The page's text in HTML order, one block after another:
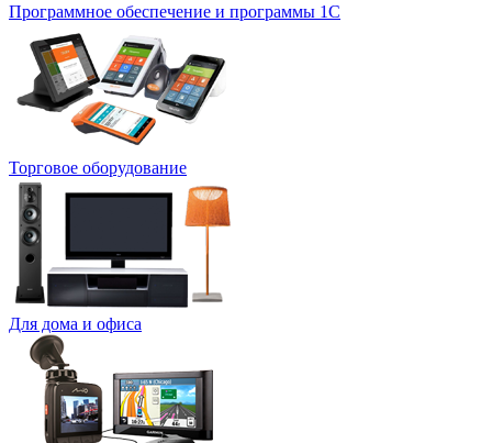
Программное обеспечение и программы 1С
Торговое оборудование
Для дома и офиса